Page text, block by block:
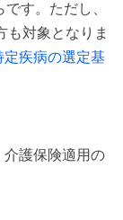
す。ただし、
も対象となりま
定疾病の選定基
護保険適用の